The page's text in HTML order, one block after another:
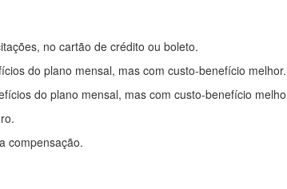
no cartão de crédito ou boleto.
do plano mensal, mas com custo-benefício melhor.
do plano mensal, mas com custo-benefício
compensação.